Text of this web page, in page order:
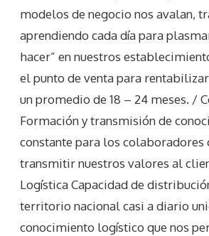
modelos de negocio nos avalan,
aprendiendo cada día para
hacer” en nuestros
el punto de venta para
un promedio de 18 – 24 meses. /
Formación y transmisión de
constante para los colaboradores
transmitir nuestros valores al
Logística Capacidad de
territorio nacional casi a diario
conocimiento logístico que nos